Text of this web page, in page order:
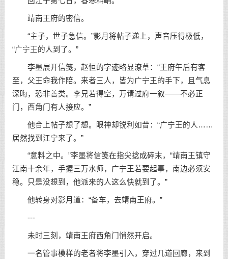
靖南王府的密信。
“主子，世子急信。”影月将帖子递上，声音压得极低，
“广宁王的人到了。”
李墨展开信笺，赵恒的字迹略显潦草：“王府午后有客
至，父王命我作陪。来者三人，皆为广宁王的手下，且气息
深晦，恐非善类。李兄若得空，万请过府一叙——不必正
门，西角门有人接应。”
他合上帖子想了想。眼神却锐利如昔：“广宁王的人……
居然找到江宁来了。”
“意料之中。”李墨将信笺在指尖捻成碎末，“靖南王镇守
江南十余年，手握三万水师，广宁王若要起事，南边必须安
稳。只是没想到，他派来的人这么快就到了。”
他转身对影月道：“备车，去靖南王府。”
---
未时三刻，靖南王府西角门悄然开启。
一名管事模样的老者将李墨引入，穿过几道回廊，来到